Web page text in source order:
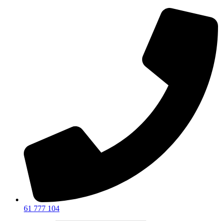
61 777 104